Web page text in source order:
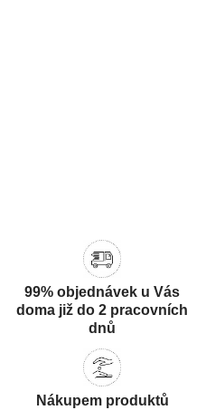
99% objednávek u Vás
doma již do 2 pracovních
dnů
Nákupem produktů